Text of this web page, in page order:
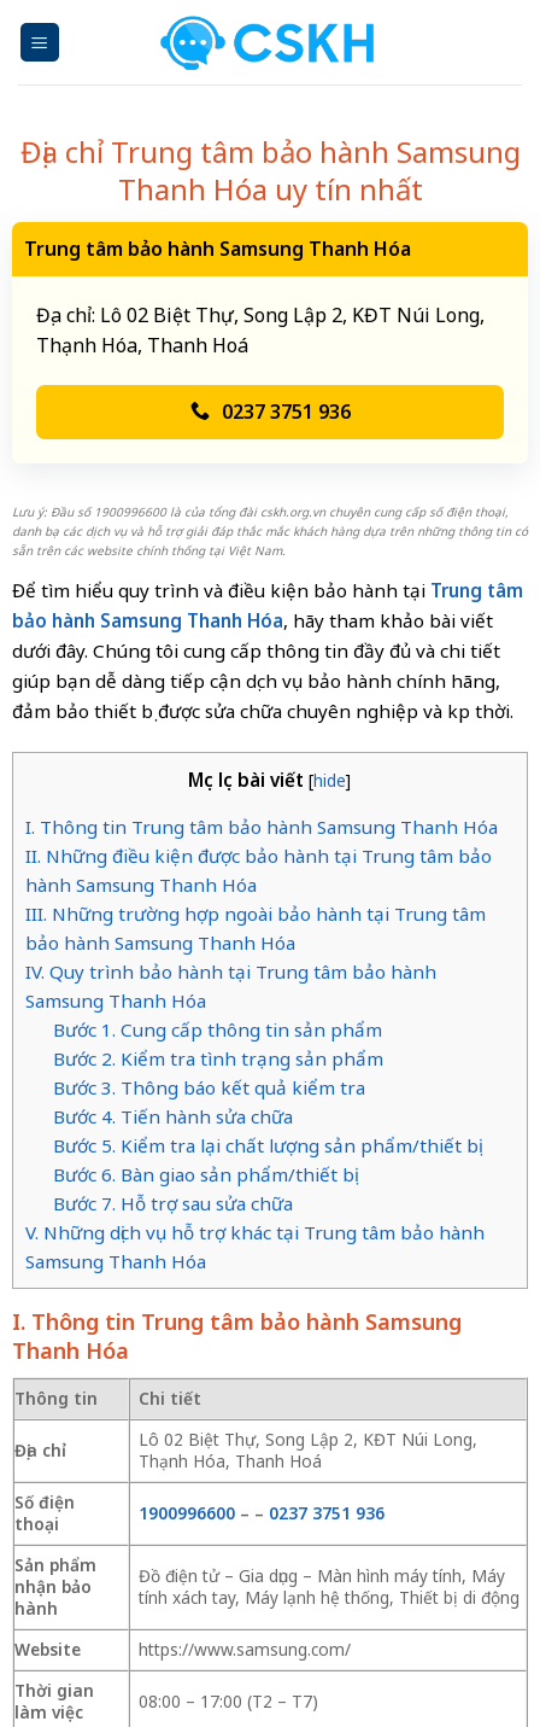
Địa chỉ Trung tâm bảo hành Samsung
Thanh Hóa uy tín nhất
Trung tâm bảo hành Samsung Thanh Hóa
Địa chỉ: Lô 02 Biệt Thự, Song Lập 2, KĐT Núi Long,
Thạnh Hóa, Thanh Hoá
0237 3751 936
Lưu ý: Đầu số 1900996600 là của tổng đài cskh.org.vn chuyên cung cấp số điện thoại,
danh bạ các dịch vụ và hỗ trợ giải đáp thắc mắc khách hàng dựa trên những thông tin có
sẵn trên các website chính thống tại Việt Nam.
Để tìm hiểu quy trình và điều kiện bảo hành tại Trung tâm
bảo hành Samsung Thanh Hóa, hãy tham khảo bài viết
dưới đây. Chúng tôi cung cấp thông tin đầy đủ và chi tiết
giúp bạn dễ dàng tiếp cận dịch vụ bảo hành chính hãng,
đảm bảo thiết bị được sửa chữa chuyên nghiệp và kịp thời.
Mục lục bài viết [hide]
I. Thông tin Trung tâm bảo hành Samsung Thanh Hóa
II. Những điều kiện được bảo hành tại Trung tâm bảo
hành Samsung Thanh Hóa
III. Những trường hợp ngoài bảo hành tại Trung tâm
bảo hành Samsung Thanh Hóa
IV. Quy trình bảo hành tại Trung tâm bảo hành
Samsung Thanh Hóa
Bước 1. Cung cấp thông tin sản phẩm
Bước 2. Kiểm tra tình trạng sản phẩm
Bước 3. Thông báo kết quả kiểm tra
Bước 4. Tiến hành sửa chữa
Bước 5. Kiểm tra lại chất lượng sản phẩm/thiết bị
Bước 6. Bàn giao sản phẩm/thiết bị
Bước 7. Hỗ trợ sau sửa chữa
V. Những dịch vụ hỗ trợ khác tại Trung tâm bảo hành
Samsung Thanh Hóa
I. Thông tin Trung tâm bảo hành Samsung
Thanh Hóa
Thông tin Chi tiết
Địa chỉ
Lô 02 Biệt Thự, Song Lập 2, KĐT Núi Long,
Thạnh Hóa, Thanh Hoá
Số điện
thoại
1900996600– – 0237 3751 936
Sản phẩm
nhận bảo
hành
Đồ điện tử – Gia dụng – Màn hình máy tính, Máy
tính xách tay, Máy lạnh hệ thống, Thiết bị di động
Website
https://www.samsung.com/
Thời gian
làm việc
08:00 – 17:00 (T2 – T7)